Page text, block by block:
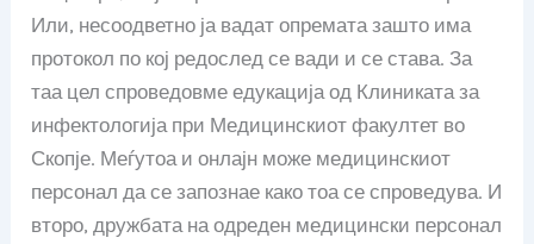
Или, несоодветно ја вадат опремата зашто има
протокол по кој редослед се вади и се става. За
таа цел спроведовме едукација од Клиниката за
инфектологија при Медицинскиот факултет во
Скопје. Меѓутоа и онлајн може медицинскиот
персонал да се запознае како тоа се спроведува. И
второ, дружбата на одреден медицински персонал